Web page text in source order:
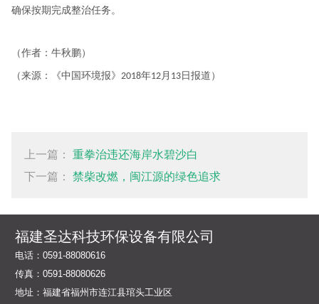
确保按期完成整治任务。
（作者：牛秋鹏）
（来源：《中国环境报》 2018年12月 13日报道）
上一篇：重拳治违还海岸水碧沙白
下一篇：禁柴改燃，闽江源的绿色追求
福建圣达科技环保设备有限公司
电话：0591-88080616
传真：0591-88080626
地址： 福建省福州市连江县琯头工业区